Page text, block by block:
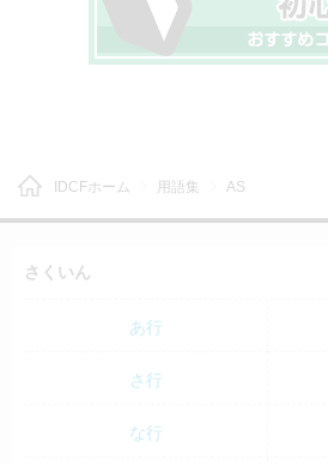
IDCFホーム 用語集 AS
さくいん
あ行
さ行
な行